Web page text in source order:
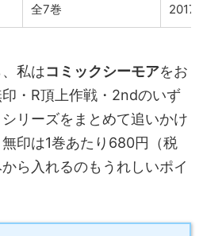
全7巻 2017
私はコミックシーモアをお
・R頂上作戦・2ndのいず
リーズをまとめて追いかけ
印は1巻あたり680円（税
ら入れるのもうれしいポイ